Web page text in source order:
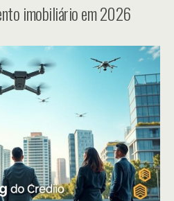
imobiliário em 2026